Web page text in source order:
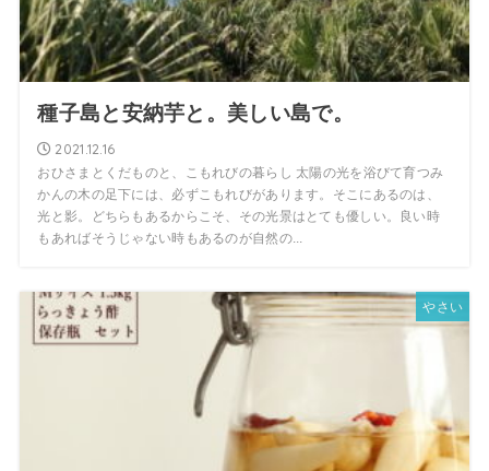
種子島と安納芋と。美しい島で。
2021.12.16
おひさまとくだものと、こもれびの暮らし 太陽の光を浴びて育つみ
かんの木の足下には、必ずこもれびがあります。そこにあるのは、
光と影。どちらもあるからこそ、その光景はとても優しい。良い時
もあればそうじゃない時もあるのが自然の...
やさい